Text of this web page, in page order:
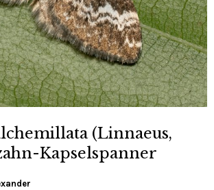
(Linnaeus,
Kapselspanner